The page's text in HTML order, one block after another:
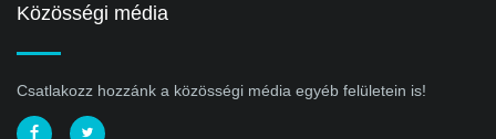
Közösségi média
Csatlakozz hozzánk a közösségi média egyéb felületein is!